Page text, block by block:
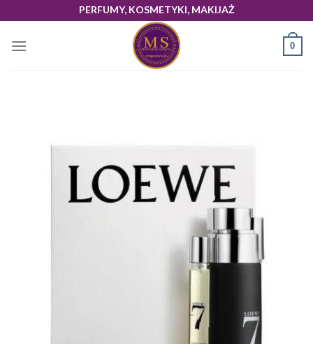
to
content
PERFUMY, KOSMETYKI, MAKIJAŻ
0